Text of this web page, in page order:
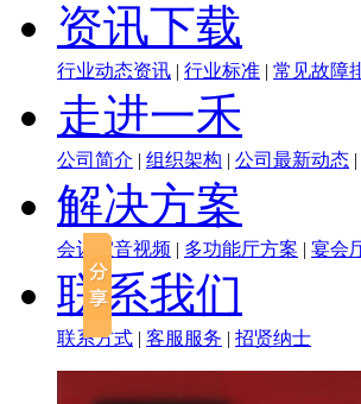
资讯下载
行业动态资讯 | 行业标准 | 常见故障
走进一禾
公司简介 | 组织架构 | 公司最新动态 |
解决方案
会议室音视频 | 多功能厅方案 | 宴会
联系我们
联系方式 | 客服服务 | 招贤纳士